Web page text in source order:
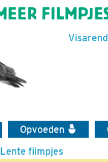
Visarend
Opvoeden
filmpjes